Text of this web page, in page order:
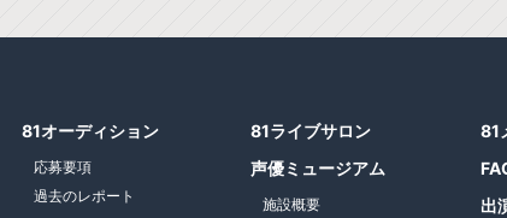
81オーディション
応募要項
過去のレポート
81ライブサロン
声優ミュージアム
施設概要
81
出